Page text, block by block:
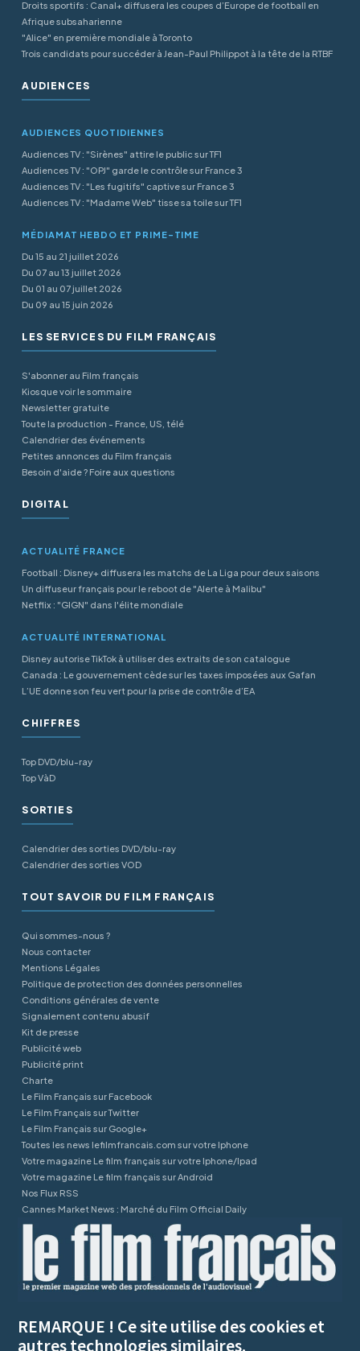
Droits sportifs : Canal+ diffusera les coupes d’Europe de football en
Afrique subsaharienne
"Alice" en première mondiale à Toronto
Trois candidats pour succéder à Jean-Paul Philippot à la tête de la RTBF
AUDIENCES
AUDIENCES QUOTIDIENNES
Audiences TV : "Sirènes" attire le public sur TF1
Audiences TV : "OPJ" garde le contrôle sur France 3
Audiences TV : "Les fugitifs" captive sur France 3
Audiences TV : "Madame Web" tisse sa toile sur TF1
MÉDIAMAT HEBDO ET PRIME-TIME
Du 15 au 21 juillet 2026
Du 07 au 13 juillet 2026
Du 01 au 07 juillet 2026
Du 09 au 15 juin 2026
LES SERVICES DU FILM FRANÇAIS
S'abonner au Film français
Kiosque voir le sommaire
Newsletter gratuite
Toute la production - France, US, télé
Calendrier des événements
Petites annonces du Film français
Besoin d'aide ? Foire aux questions
DIGITAL
ACTUALITÉ FRANCE
Football : Disney+ diffusera les matchs de La Liga pour deux saisons
Un diffuseur français pour le reboot de "Alerte à Malibu"
Netflix : "GIGN" dans l'élite mondiale
ACTUALITÉ INTERNATIONAL
Disney autorise TikTok à utiliser des extraits de son catalogue
Canada : Le gouvernement cède sur les taxes imposées aux Gafan
L’UE donne son feu vert pour la prise de contrôle d’EA
CHIFFRES
Top DVD/blu-ray
Top VàD
SORTIES
Calendrier des sorties DVD/blu-ray
Calendrier des sorties VOD
TOUT SAVOIR DU FILM FRANÇAIS
Qui sommes-nous ?
Nous contacter
Mentions Légales
Politique de protection des données personnelles
Conditions générales de vente
Signalement contenu abusif
Kit de presse
Publicité web
Publicité print
Charte
Le Film Français sur Facebook
Le Film Français sur Twitter
Le Film Français sur Google+
Toutes les news lefilmfrancais.com sur votre Iphone
Votre magazine Le film français sur votre Iphone/Ipad
Votre magazine Le film français sur Android
Nos Flux RSS
Cannes Market News : Marché du Film Official Daily
REMARQUE ! Ce site utilise des cookies et
autres technologies similaires.